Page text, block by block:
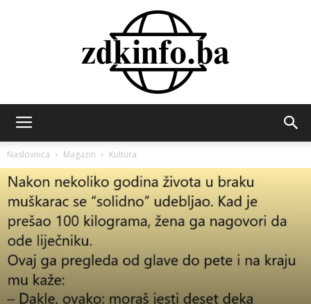
INFO
Naslovnica Magazin Kultura